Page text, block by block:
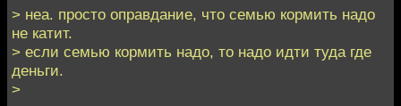
> неа. просто оправдание, что семью кормить надо
не катит.
> если семью кормить надо, то надо идти туда где
деньги.
>